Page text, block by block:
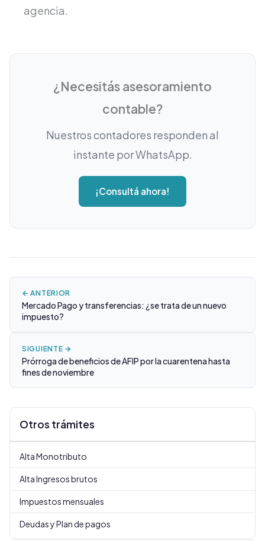
agencia.
¿Necesitás asesoramiento
contable?
Nuestros contadores responden al
instante por WhatsApp.
¡Consultá ahora!
← ANTERIOR
Mercado Pago y transferencias: ¿se trata de un nuevo
impuesto?
SIGUIENTE →
Prórroga de beneficios de AFIP por la cuarentena hasta
fines de noviembre
Otros trámites
Alta Monotributo
Alta Ingresos brutos
Impuestos mensuales
Deudas y Plan de pagos